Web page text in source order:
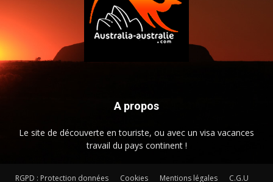
A propos
Le site de découverte en touriste, ou avec un visa vacances
travail du pays continent !
RGPD : Protection données Cookies Mentions légales C.G.U